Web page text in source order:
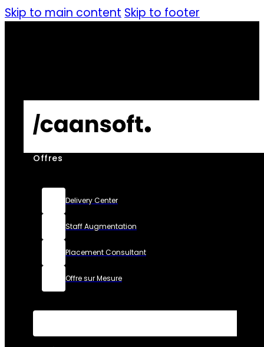
Skip to main content Skip to footer
Offres
Delivery Center
Staff Augmentation
Placement Consultant
Offre sur Mesure